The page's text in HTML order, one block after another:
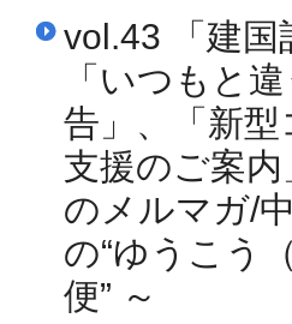
プロフィール
お約束
メルマガ
Facebook
アクセス
プライバシーポリ
お問い合わせ
vol.43 「建国
「いつもと
告」、「新
支援のご案
のメルマガ/
の“ゆうこう
便” ～